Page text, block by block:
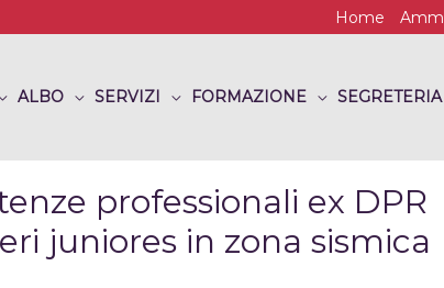
Home
ALBO SERVIZI FORMAZIONE SEGRETERIA
professionali ex DPR
juniores in zona sismica